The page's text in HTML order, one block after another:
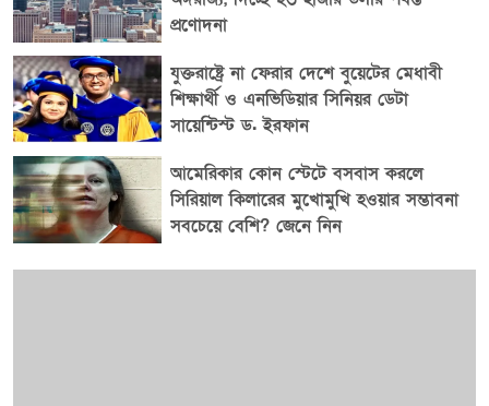
প্রণোদনা
যুক্তরাষ্ট্রে না ফেরার দেশে বুয়েটের মেধাবী
শিক্ষার্থী ও এনভিডিয়ার সিনিয়র ডেটা
সায়েন্টিস্ট ড. ইরফান
আমেরিকার কোন স্টেটে বসবাস করলে
সিরিয়াল কিলারের মুখোমুখি হওয়ার সম্ভাবনা
সবচেয়ে বেশি? জেনে নিন